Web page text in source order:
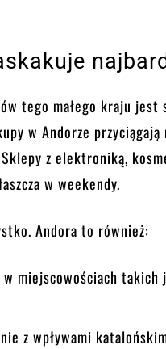
tego małego kraju jest
w Andorze
Sklepy z elektroniką,
w weekendy.
Andora to również:
miejscowościach takich
z wpływami